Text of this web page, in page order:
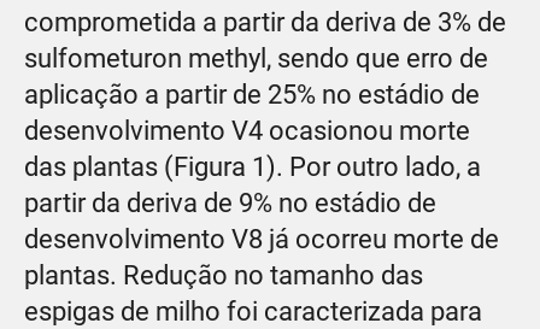
comprometida a partir da deriva de 3% de
sulfometuron methyl, sendo que erro de
aplicação a partir de 25% no estádio de
desenvolvimento V4 ocasionou morte
das plantas (Figura 1). Por outro lado, a
partir da deriva de 9% no estádio de
desenvolvimento V8 já ocorreu morte de
plantas. Redução no tamanho das
espigas de milho foi caracterizada para